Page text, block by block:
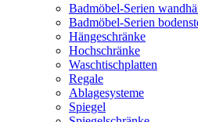
Badmöbel-Serien
Badmöbel-Serien
Hängeschränke
Hochschränke
Waschtischplatten
Regale
Ablagesysteme
Spiegel